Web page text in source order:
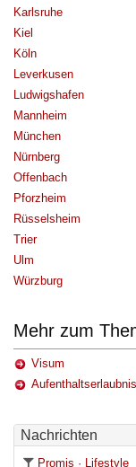
Karlsruhe
Kiel
Köln
Leverkusen
Ludwigshafen
Mannheim
München
Nürnberg
Offenbach
Pforzheim
Rüsselsheim
Trier
Ulm
Würzburg
Mehr zum
Visum
Aufenthaltserlaubnis
Nachrichten
Promis · Lifestyle